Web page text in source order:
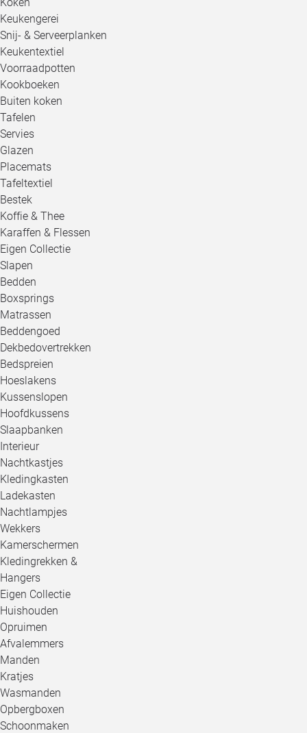
Keukengerei
Snij- & Serveerplanken
Keukentextiel
Voorraadpotten
Kookboeken
Buiten koken
Tafelen
Servies
Glazen
Placemats
Tafeltextiel
Bestek
Koffie & Thee
Karaffen & Flessen
Eigen Collectie
Slapen
Bedden
Boxsprings
Matrassen
Beddengoed
Dekbedovertrekken
Bedspreien
Hoeslakens
Kussenslopen
Hoofdkussens
Slaapbanken
Interieur
Nachtkastjes
Kledingkasten
Ladekasten
Nachtlampjes
Wekkers
Kamerschermen
Kledingrekken &
Hangers
Eigen Collectie
Huishouden
Opruimen
Afvalemmers
Manden
Kratjes
Wasmanden
Opbergboxen
Schoonmaken